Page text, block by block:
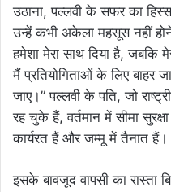
उठाना, पल्लवी के सफर का
उन्हें कभी अकेला महसूस नहीं
हमेशा मेरा साथ दिया है, जबकि
मैं प्रतियोगिताओं के लिए बाहर
जाए।” पल्लवी के पति, जो
रह चुके हैं, वर्तमान में सीमा
कार्यरत हैं और जम्मू में तैनात हैं।
इसके बावजूद वापसी का